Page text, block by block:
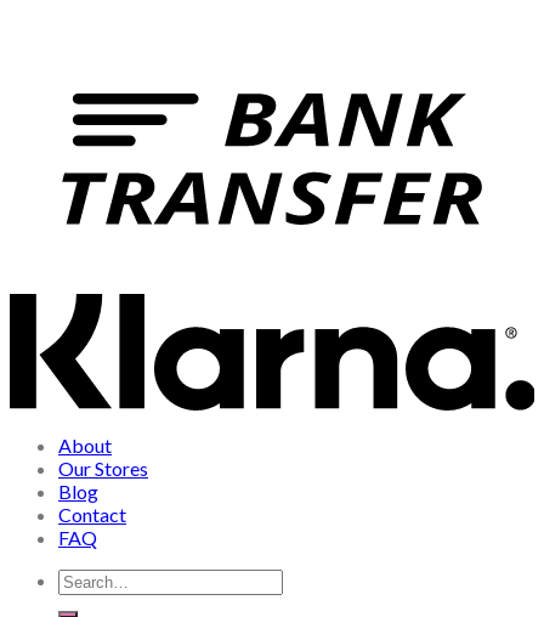
About
Our Stores
Blog
Contact
FAQ
Search
for: